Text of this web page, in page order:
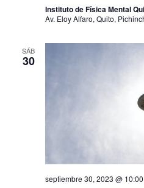
Instituto de Física Mental
Av. Eloy Alfaro, Quito,
SÁB
30
septiembre 30, 2023 @